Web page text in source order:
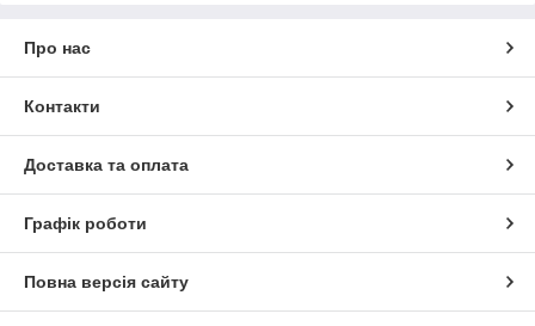
Про нас
Контакти
Доставка та оплата
Графік роботи
Повна версія сайту